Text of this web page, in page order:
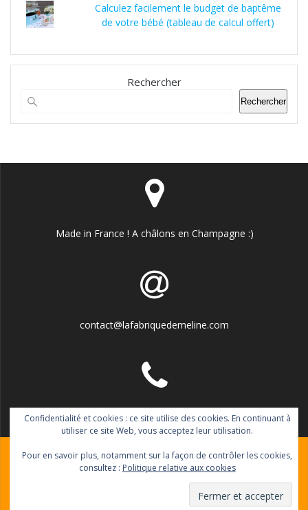
Calculez facilement le budget de baptême
de votre bébé (tableau de calcul offert)
Rechercher
Rechercher
Made in France ! A châlons en Champagne :)
contact@lafabriquedemeline.com
06.77.11.99.92
© 2026 La fabrique de Méline. Construit avec WordPress et le
Confidentialité et cookies : ce site utilise des cookies. En continuant à
utiliser ce site Web, vous acceptez leur utilisation.
Pour en savoir plus, notamment sur la façon de contrôler les cookies,
consultez : Politique relative aux cookies